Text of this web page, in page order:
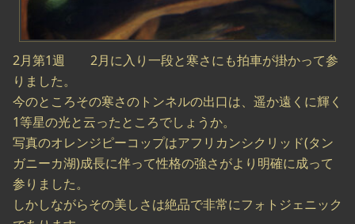
2月第1週 2月に入り一段と寒さにも拍車が掛かって参
りました。
今のところその寒さのトンネルの出口は、遥か遠くに輝く
1等星の光と云ったところでしょうか。
写真のオレンジピーコップはアフリカンシクリッド(タン
ガニーカ湖)成長に伴って性格の強さがより明確に成って
参りました。
しかしながらその美しさは絶品で非常にフォトジェニック